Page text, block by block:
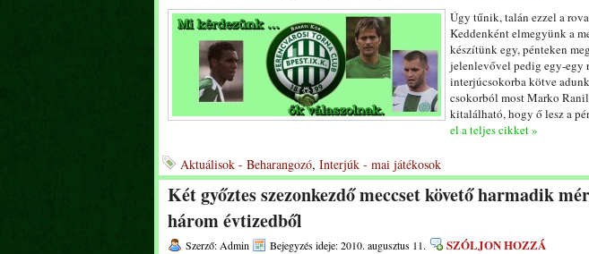
Úgy tűnik, talán ezzel a
Keddenként elmegyünk a
készítünk egy, pénteken
jelenlevővel pedig egy-egy
interjúcsokorba kötve
csokorból most Marko
kitalálható, hogy ő lesz a
el a teljes cikket »
Aktuálisok - Beharangozó, Interjúk - mai játékosok
Két győztes szezonkezdő meccset követő harmadik
három évtizedből
Szerző: Admin Bejegyzés ideje: 2010. augusztus 11. SZÓLJON HOZZÁ